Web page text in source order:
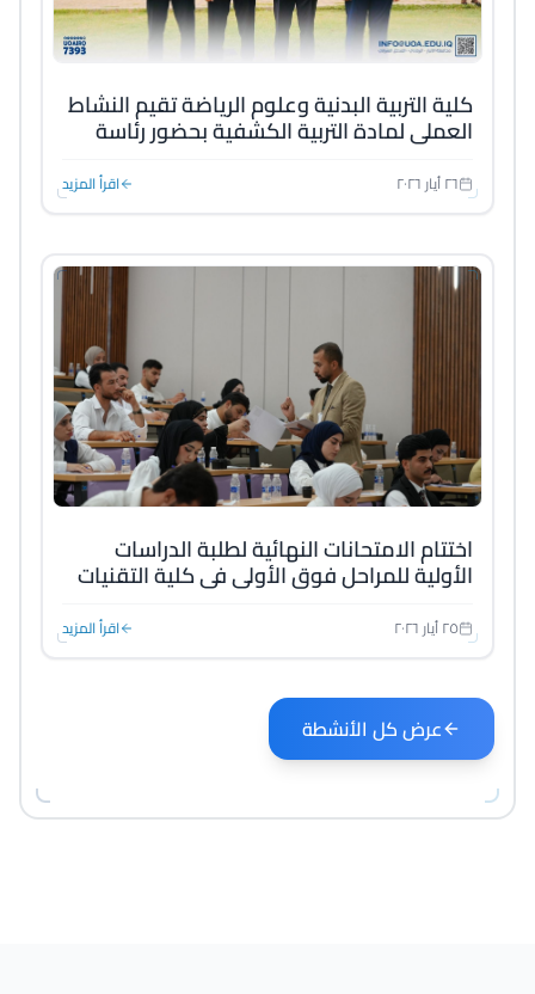
كلية التربية البدنية وعلوم الرياضة تقيم النشاط
العملي لمادة التربية الكشفية بحضور رئاسة
الجامعة وعمادات الكليات
٢٦ أيار ٢٠٢٦ اقرأ المزيد
اختتام الامتحانات النهائية لطلبة الدراسات
الأولية للمراحل فوق الأولى في كلية التقنيات
الهندسية
٢٥ أيار ٢٠٢٦ اقرأ المزيد
عرض كل الأنشطة